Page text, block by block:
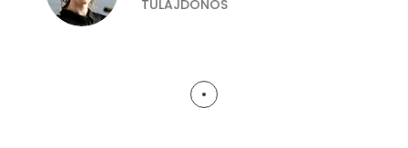
TULAJDONOS